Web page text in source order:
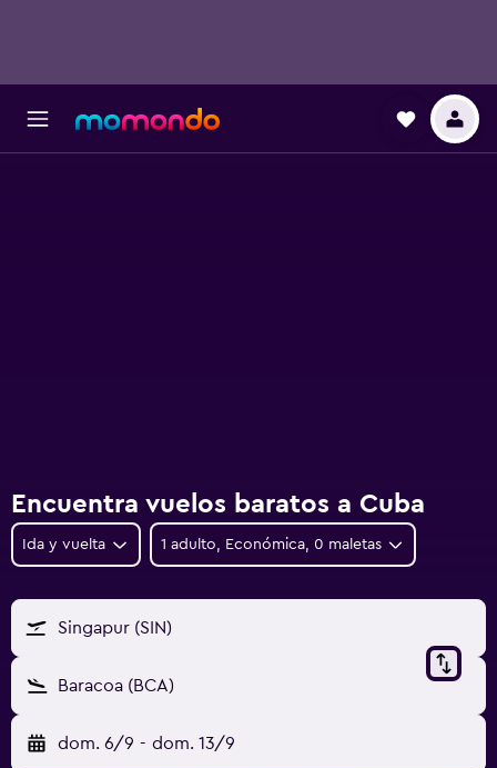
Encuentra vuelos baratos a Cuba
Ida y vuelta 1 adulto, Económica, 0 maletas
Singapur (SIN)
Baracoa (BCA)
dom. 6/9 - dom. 13/9